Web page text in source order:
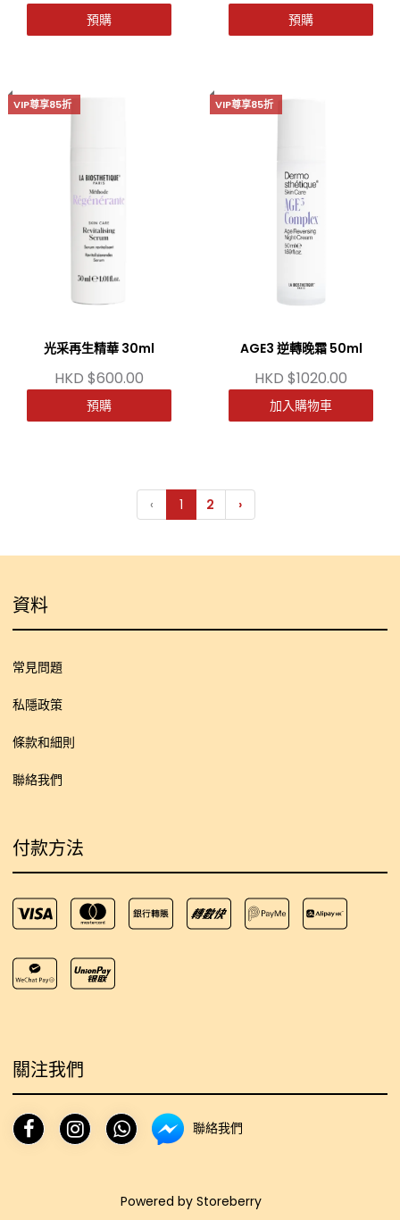
預購 預購
VIP尊享85折
光采再生精華 30ml
HKD $600.00
預購
VIP尊享85折
AGE3 逆轉晚霜 50ml
HKD $1020.00
加入購物車
‹ 1 2 ›
資料
常見問題
私隱政策
條款和細則
聯絡我們
付款方法
關注我們
聯絡我們
Powered by Storeberry